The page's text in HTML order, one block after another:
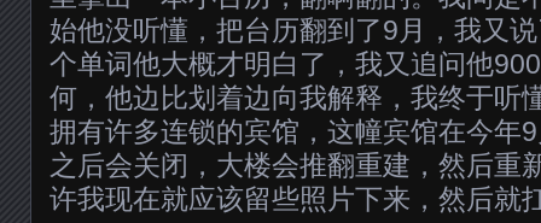
始他没听懂，把台历翻到了9月，我又
个单词他大概才明白了，我又追问他
何，他边比划着边向我解释，我终于听
拥有许多连锁的宾馆，这幢宾馆在今年
之后会关闭，大楼会推翻重建，然后重
许我现在就应该留些照片下来，然后就